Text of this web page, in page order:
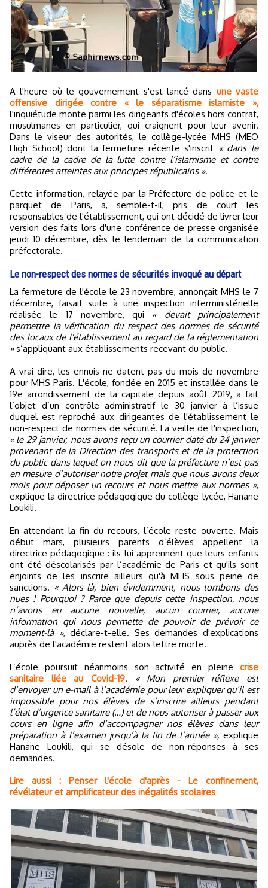
A l'heure où le gouvernement s'est lancé dans une vaste
offensive dirigée contre « le séparatisme islamiste »,
l'inquiétude monte parmi les dirigeants d'écoles hors contrat,
musulmanes en particulier, qui craignent pour leur avenir.
Dans le viseur des autorités, le collège-lycée MHS (MEO
High School) dont la fermeture récente s'inscrit « dans le
cadre de la cadre de la lutte contre l’islamisme et contre
différentes atteintes aux principes républicains ».
Cette information, relayée par la Préfecture de police et le
parquet de Paris, a, semble-t-il, pris de court les
responsables de l'établissement, qui ont décidé de livrer leur
version des faits lors d'une conférence de presse organisée
jeudi 10 décembre, dès le lendemain de la communication
préfectorale.
Le non-respect des normes de sécurités invoqué au départ
La fermeture de l'école le 23 novembre, annonçait MHS le 7
décembre, faisait suite à une inspection interministérielle
réalisée le 17 novembre, qui « devait principalement
permettre la vérification du respect des normes de sécurité
des locaux de l'établissement au regard de la réglementation
»s’appliquant aux établissements recevant du public.
A vrai dire, les ennuis ne datent pas du mois de novembre
pour MHS Paris. L'école, fondée en 2015 et installée dans le
19e arrondissement de la capitale depuis août 2019, a fait
l’objet d’un contrôle administratif le 30 janvier à l’issue
duquel est reproché aux dirigeantes de l'établissement le
non-respect de normes de sécurité. La veille de l'inspection,
« le 29 janvier, nous avons reçu un courrier daté du 24 janvier
provenant de la Direction des transports et de la protection
du public dans lequel on nous dit que la préfecture n’est pas
en mesure d’autoriser notre projet mais que nous avons deux
mois pour déposer un recours et nous mettre aux normes »,
explique la directrice pédagogique du collège-lycée, Hanane
Loukili.
En attendant la fin du recours, l’école reste ouverte. Mais
début mars, plusieurs parents d’élèves appellent la
directrice pédagogique : ils lui apprennent que leurs enfants
ont été déscolarisés par l’académie de Paris et qu'ils sont
enjoints de les inscrire ailleurs qu'à MHS sous peine de
sanctions. « Alors là, bien évidemment, nous tombons des
nues ! Pourquoi ? Parce que depuis cette inspection, nous
n’avons eu aucune nouvelle, aucun courrier, aucune
information qui nous permette de pouvoir de prévoir ce
moment-là », déclare-t-elle. Ses demandes d'explications
auprès de l'académie restent alors lettre morte.
L’école poursuit néanmoins son activité en pleine crise
sanitaire liée au Covid-19.
« Mon premier réflexe est
d’envoyer un e-mail à l’académie pour leur expliquer qu’il est
impossible pour nos élèves de s’inscrire ailleurs pendant
l’état d’urgence sanitaire (…) et de nous autoriser à passer aux
cours en ligne afin d’accompagner nos élèves dans leur
préparation à l’examen jusqu’à la fin de l’année », explique
Hanane Loukili, qui se désole de non-réponses à ses
demandes.
Lire aussi : Penser l'école d'après - Le confinement,
révélateur et amplificateur des inégalités scolaires